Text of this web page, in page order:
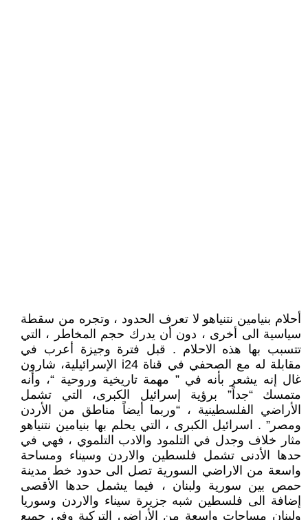
أحلام بنيامين نتنياهو لا تعرف الحدود ، وتجره من سقطة
سياسية الى أخرى ، دون أن يدرك حجم المخاطر ، التي
تتسبب بها هذه الاحلام . قبل فترة وجيزة أعرب في
مقابلة له مع الصحفي في قناة i24 الإسرائيلية، شارون
غال إنه يشعر بأنه في ” مهمة تاريخية وروحية “، وأنه
متمسك “جداً” برؤية إسرائيل الكبرى، التي تشمل
الأراضي الفلسطينية ، “وربما أيضاً مناطق من الأردن
ومصر” . اسرائيل الكبرى ، التي يحلم بها بنيامين نتنياهو
مثار خلاف وجدل في التلمود والادب التلموي ، فهي في
حدها الأدنى تشمل فلسطين والاردن وسيناء ومساحة
واسعة من الاراضي السورية تصل الى حدود خط مدينة
حمص بين سورية ولبنان ، فيما يشمل حدها الأقصى
إضافة الى فلسطين شبه جزيرة سيناء والاردن وسوريا
ولبنان مساحات واسعة من الأراضي التركية وفي جميع